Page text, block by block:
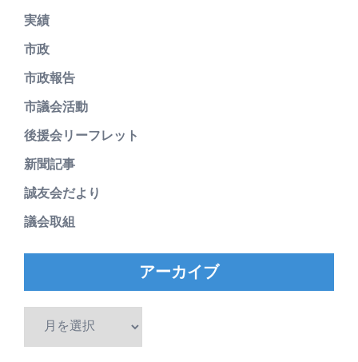
実績
市政
市政報告
市議会活動
後援会リーフレット
新聞記事
誠友会だより
議会取組
アーカイブ